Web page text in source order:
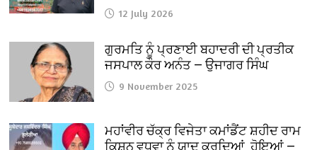
12 July 2026
ਗੁਰਮਤਿ ਨੂੰ ਪ੍ਰਣਾਈ ਬਹਾਦਰੀ ਦੀ ਪ੍ਰਤੀਕ
ਜਸਪਾਲ ਕੌਰ ਅਨੰਤ — ਉਜਾਗਰ ਸਿੰਘ
9 November 2025
ਮਹਾਂਵੀਰ ਚੱਕ੍ਰ ਵਿਜੇਤਾ ਕਮਾਂਡੈਂਟ ਸ਼ਹੀਦ ਰਾਮ
ਕਿਸ਼ਨ ਵਧਵਾ ਨੂੰ ਯਾਦ ਕਰਦਿਆਂ ਹੋਇਆਂ —